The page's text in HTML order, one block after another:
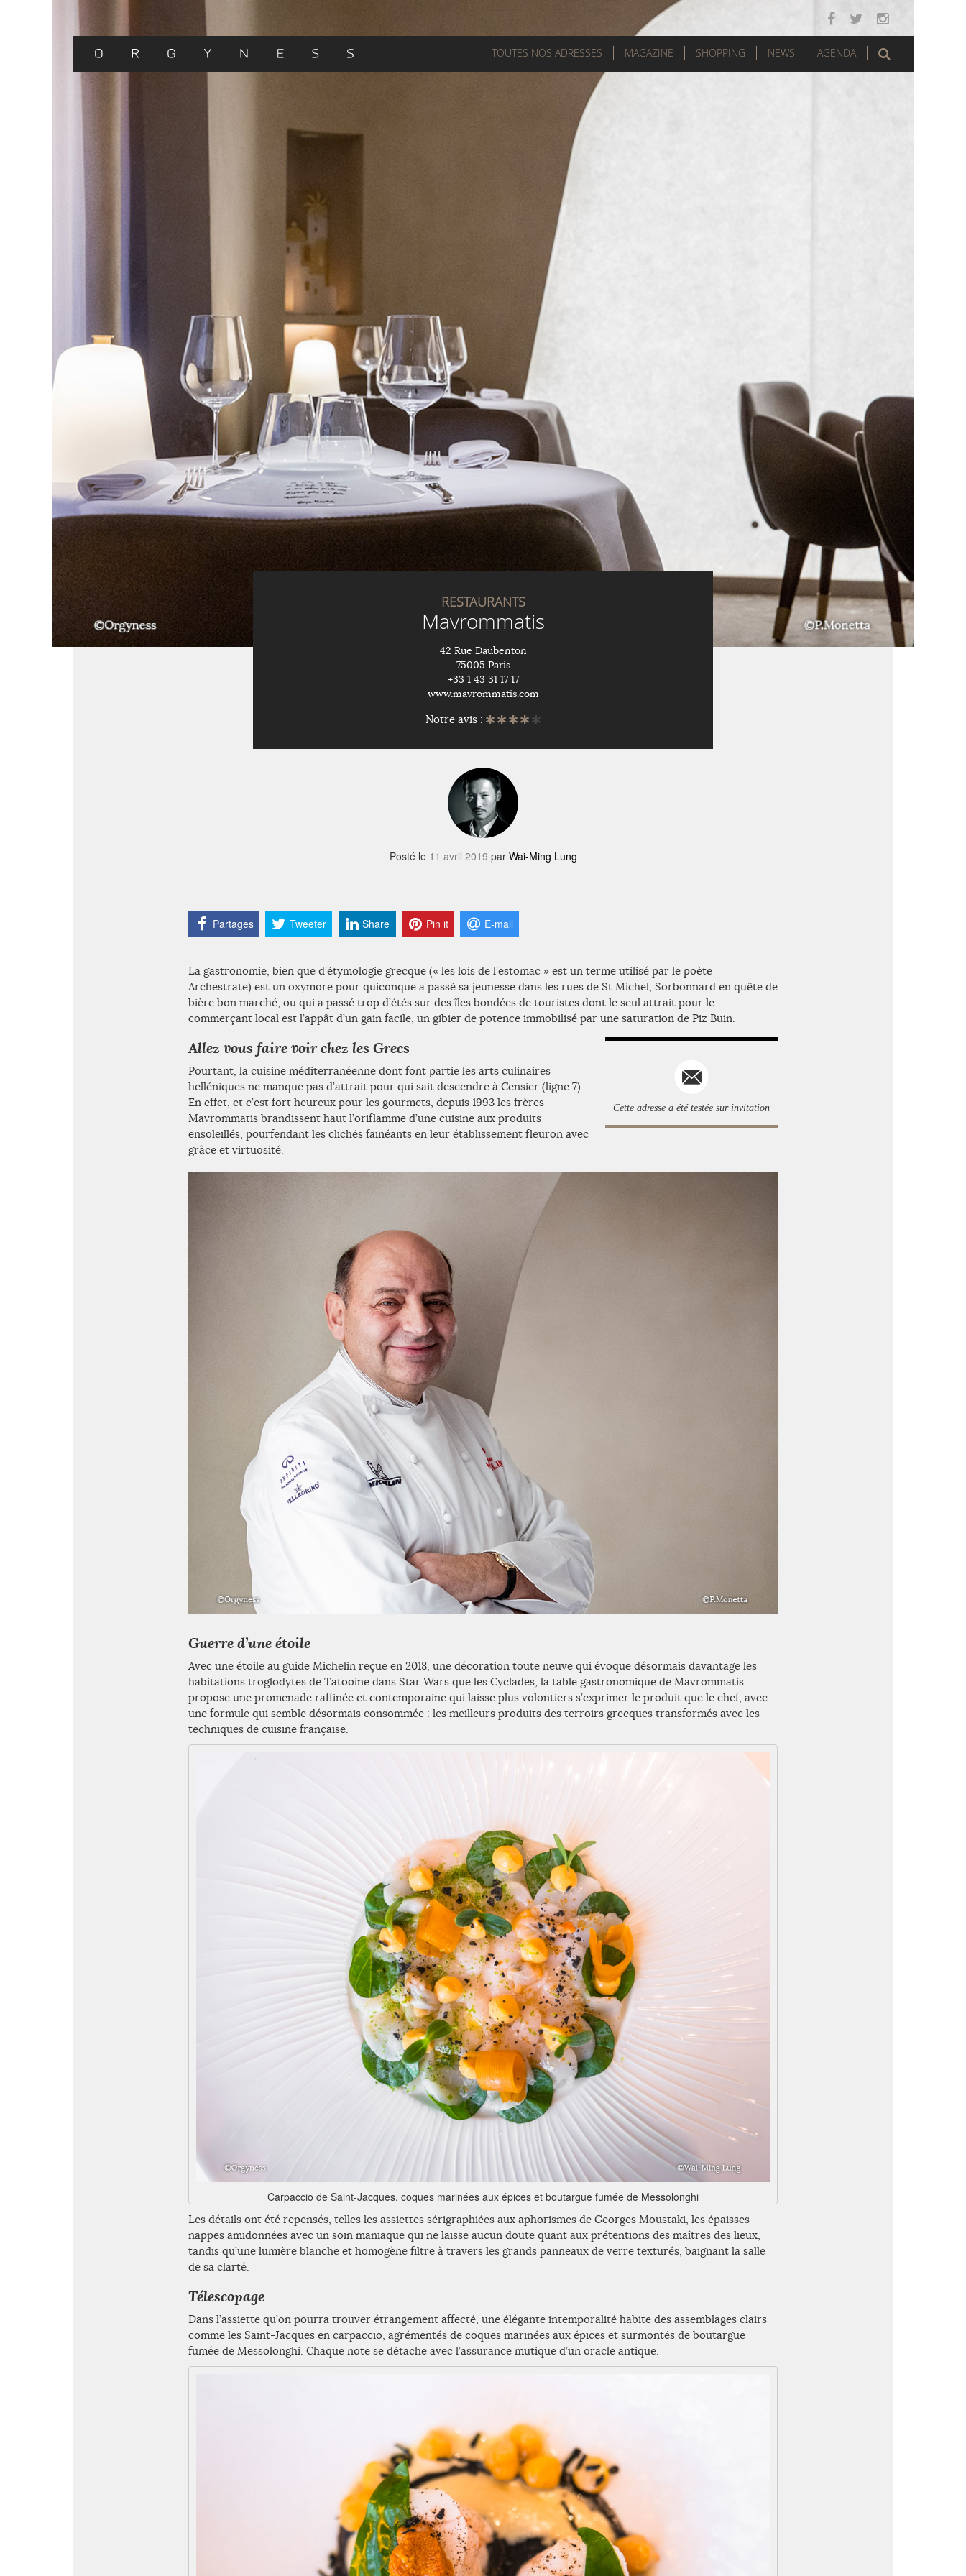
TOUTES NOS ADRESSES MAGAZINE SHOPPING NEWS AGENDA
RESTAURANTS
Mavrommatis
42 Rue Daubenton
75005 Paris
+33 1 43 31 17 17
www.mavrommatis.com
Notre avis :
Posté le 11 avril 2019 par Wai-Ming Lung
Partages Tweeter Share Pin it E-mail
La gastronomie, bien que d’étymologie grecque (« les lois de l’estomac » est un terme utilisé par le poète
Archestrate) est un oxymore pour quiconque a passé sa jeunesse dans les rues de St Michel, Sorbonnard en quête de
bière bon marché, ou qui a passé trop d’étés sur des îles bondées de touristes dont le seul attrait pour le
commerçant local est l’appât d’un gain facile, un gibier de potence immobilisé par une saturation de Piz Buin.
Cette adresse a été testée sur invitation
Allez vous faire voir chez les Grecs
Pourtant, la cuisine méditerranéenne dont font partie les arts culinaires
helléniques ne manque pas d’attrait pour qui sait descendre à Censier (ligne 7).
En effet, et c’est fort heureux pour les gourmets, depuis 1993 les frères
Mavrommatis brandissent haut l’oriflamme d’une cuisine aux produits
ensoleillés, pourfendant les clichés fainéants en leur établissement fleuron avec
grâce et virtuosité.
Guerre d’une étoile
Avec une étoile au guide Michelin reçue en 2018, une décoration toute neuve qui évoque désormais davantage les
habitations troglodytes de Tatooine dans Star Wars que les Cyclades, la table gastronomique de Mavrommatis
propose une promenade raffinée et contemporaine qui laisse plus volontiers s’exprimer le produit que le chef, avec
une formule qui semble désormais consommée : les meilleurs produits des terroirs grecques transformés avec les
techniques de cuisine française.
Carpaccio de Saint-Jacques, coques marinées aux épices et boutargue fumée de Messolonghi
Les détails ont été repensés, telles les assiettes sérigraphiées aux aphorismes de Georges Moustaki, les épaisses
nappes amidonnées avec un soin maniaque qui ne laisse aucun doute quant aux prétentions des maîtres des lieux,
tandis qu’une lumière blanche et homogène filtre à travers les grands panneaux de verre texturés, baignant la salle
de sa clarté.
Télescopage
Dans l’assiette qu’on pourra trouver étrangement affecté, une élégante intemporalité habite des assemblages clairs
comme les Saint-Jacques en carpaccio, agrémentés de coques marinées aux épices et surmontés de boutargue
fumée de Messolonghi. Chaque note se détache avec l’assurance mutique d’un oracle antique.